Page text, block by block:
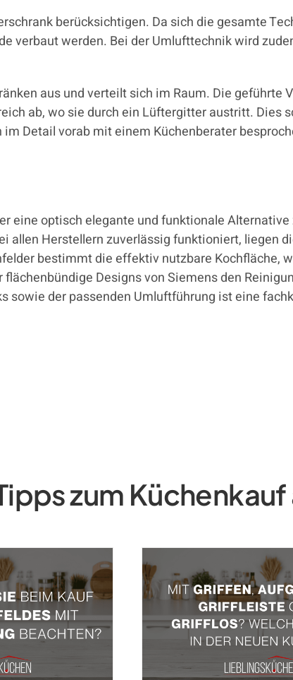
berücksichtigen. Da sich die gesamte
verbaut werden. Bei der Umlufttechnik wird
aus und verteilt sich im Raum. Die geführte
ab, wo sie durch ein Lüftergitter austritt. Dies
Detail vorab mit einem Küchenberater
eine optisch elegante und funktionale
allen Herstellern zuverlässig funktioniert, liegen
bestimmt die effektiv nutzbare Kochfläche,
Designs von Siemens den
sowie der passenden Umluftführung ist eine
zum Küchenkauf